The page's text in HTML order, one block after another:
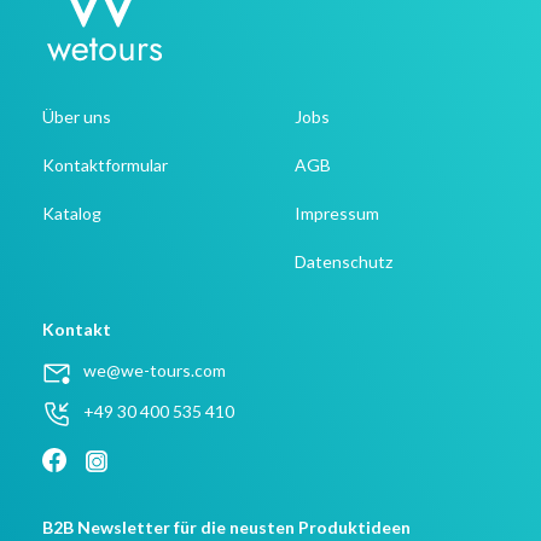
Über uns
Kontaktformular
Katalog
Jobs
AGB
Impressum
Datenschutz
Kontakt
we@we-tours.com
+49 30 400 535 410
B2B Newsletter für die neusten Produktideen